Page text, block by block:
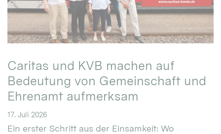
Caritas und KVB machen auf
Bedeutung von Gemeinschaft und
Ehrenamt aufmerksam
17. Juli 2026
Ein erster Schritt aus der Einsamkeit: Wo